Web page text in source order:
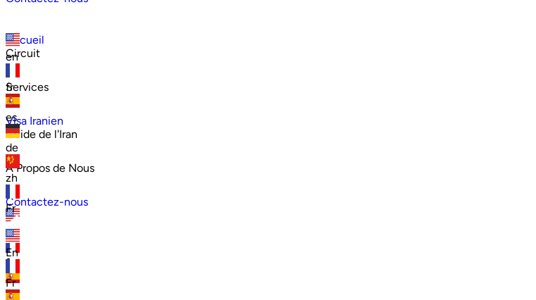
Accueil
Circuit
Services
Visa Iranien
Guide de l'Iran
À Propos de Nous
Contactez-nous
en
fr
es
en
fr
es
de
zh
Fr
En
Fr